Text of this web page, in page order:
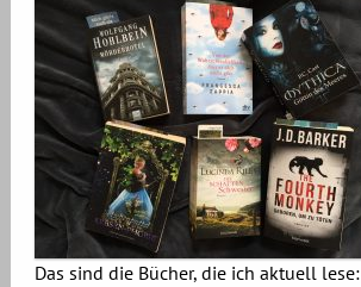
Das sind die Bücher, die ich aktuell lese: